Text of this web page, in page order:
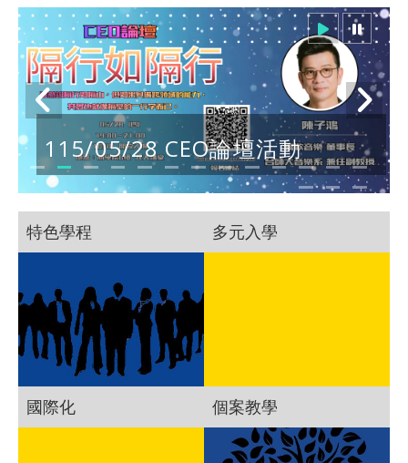
115/05/28 CEO論壇活動
特色學程 多元入學
國際化 個案教學